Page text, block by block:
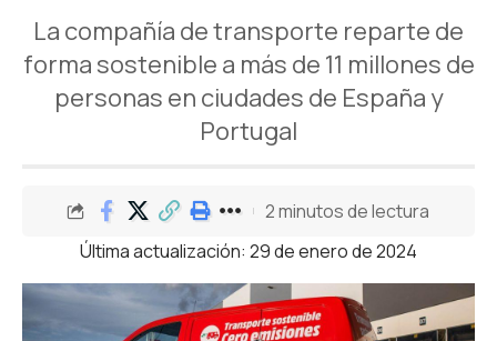
La compañía de transporte reparte de
forma sostenible a más de 11 millones de
personas en ciudades de España y
Portugal
Última actualización: 29 de enero de 2024
2 minutos de lectura